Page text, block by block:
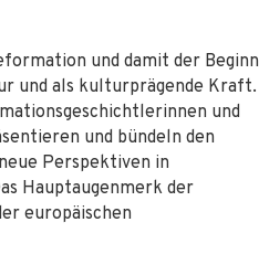
und damit der Beginn
und als kulturprägende Kraft.
und
und bündeln den
Perspektiven in
Hauptaugenmerk der
europäischen